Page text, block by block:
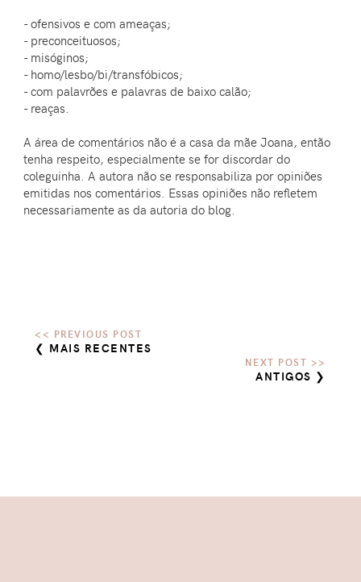
- ofensivos e com ameaças;
- preconceituosos;
- misóginos;
- homo/lesbo/bi/transfóbicos;
- com palavrões e palavras de baixo calão;
- reaças.
A área de comentários não é a casa da mãe Joana, então
tenha respeito, especialmente se for discordar do
coleguinha. A autora não se responsabiliza por opiniões
emitidas nos comentários. Essas opiniões não refletem
necessariamente as da autoria do blog.
❮ MAIS RECENTES
ANTIGOS ❯